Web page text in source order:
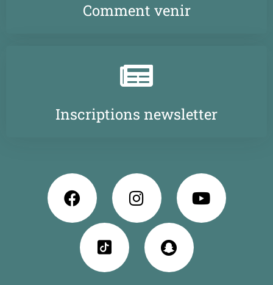
Comment venir
Inscriptions newsletter